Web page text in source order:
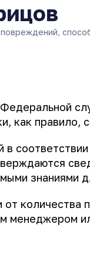
как правило,
знаниями
менеджером